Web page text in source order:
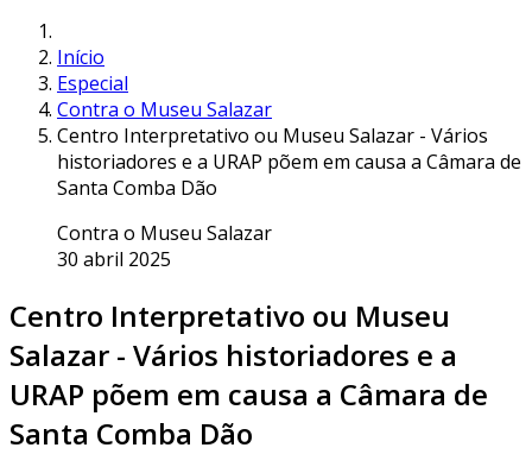
Início
Especial
Contra o Museu Salazar
Centro Interpretativo ou Museu Salazar - Vários
historiadores e a URAP põem em causa a Câmara de
Santa Comba Dão
Contra o Museu Salazar
30 abril 2025
Centro Interpretativo ou Museu
Salazar - Vários historiadores e a
URAP põem em causa a Câmara de
Santa Comba Dão